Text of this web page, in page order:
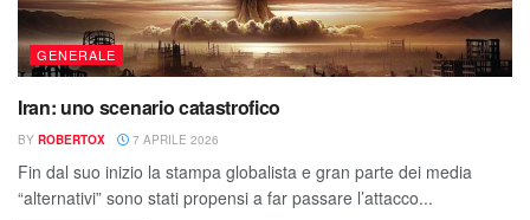
GENERALE
Iran: uno scenario catastrofico
BY ROBERTOX 7 APRILE 2026
Fin dal suo inizio la stampa globalista e gran parte dei media
“alternativi” sono stati propensi a far passare l’attacco...